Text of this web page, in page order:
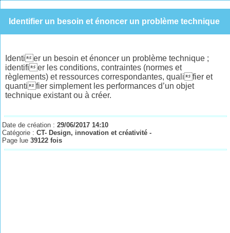
Identifier un besoin et énoncer un problème technique
Identier un besoin et énoncer un problème technique ;
identifier les conditions, contraintes (normes et
règlements) et ressources correspondantes, qualifier et
quantifier simplement les performances d’un objet
technique existant ou à créer.
Date de création :29/06/2017 14:10
Catégorie :CT- Design, innovation et créativité -
Page lue39122 fois